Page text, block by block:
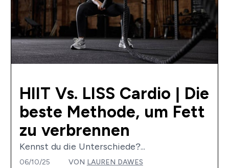
HIIT Vs. LISS Cardio | Die
beste Methode, um Fett
zu verbrennen
Kennst du die Unterschiede?...
06/10/25 VON LAUREN DAWES